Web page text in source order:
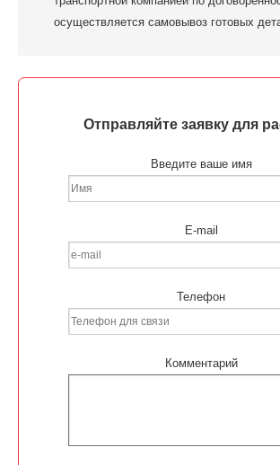
осуществляется самовывоз готовых
Отправляйте заявку для
Введите ваше имя
E-mail
Телефон
Комментарий